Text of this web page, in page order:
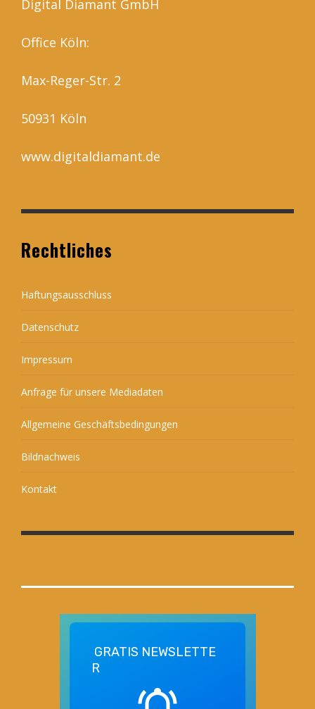
Digital Diamant GmbH
Office Köln:
Max-Reger-Str. 2
50931 Köln
www.digitaldiamant.de
Rechtliches
Haftungsausschluss
Datenschutz
Impressum
Anfrage für unsere Mediadaten
Allgemeine Geschäftsbedingungen
Bildnachweis
Kontakt
GRATIS NEWSLETTE
R